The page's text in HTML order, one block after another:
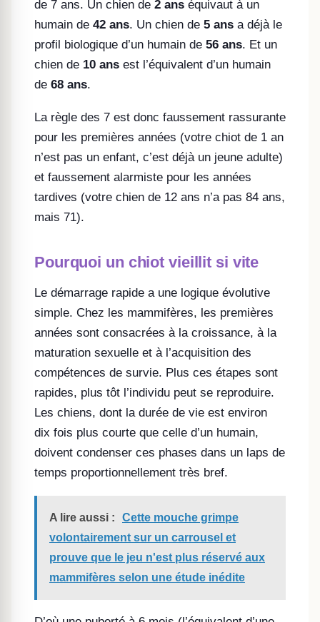
de 7 ans. Un chien de 2 ans équivaut à un
humain de 42 ans. Un chien de 5 ans a déjà le
profil biologique d’un humain de 56 ans. Et un
chien de 10 ans est l’équivalent d’un humain
de 68 ans.
La règle des 7 est donc faussement rassurante
pour les premières années (votre chiot de 1 an
n’est pas un enfant, c’est déjà un jeune adulte)
et faussement alarmiste pour les années
tardives (votre chien de 12 ans n’a pas 84 ans,
mais 71).
Pourquoi un chiot vieillit si vite
Le démarrage rapide a une logique évolutive
simple. Chez les mammifères, les premières
années sont consacrées à la croissance, à la
maturation sexuelle et à l’acquisition des
compétences de survie. Plus ces étapes sont
rapides, plus tôt l’individu peut se reproduire.
Les chiens, dont la durée de vie est environ
dix fois plus courte que celle d’un humain,
doivent condenser ces phases dans un laps de
temps proportionnellement très bref.
A lire aussi :
Cette mouche grimpe
volontairement sur un carrousel et
prouve que le jeu n'est plus réservé aux
mammifères selon une étude inédite